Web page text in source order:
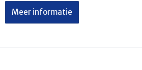
Meer informatie